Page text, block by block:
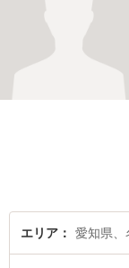
エリア 愛知県、